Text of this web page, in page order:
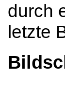
durch
letzte